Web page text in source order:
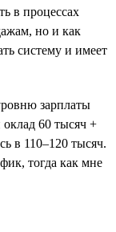
в процессах
но и как
систему и имеет
зарплаты
60 тысяч +
в 110–120 тысяч.
тогда как мне